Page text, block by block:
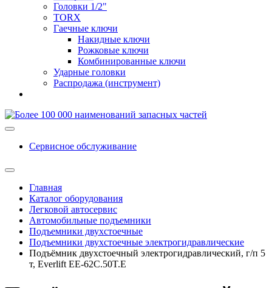
Головки 1/2"
TORX
Гаечные ключи
Накидные ключи
Рожковые ключи
Комбинированные ключи
Ударные головки
Распродажа (инструмент)
Сервисное обслуживание
Главная
Каталог оборудования
Легковой автосервис
Автомобильные подъемники
Подъемники двухстоечные
Подъемники двухстоечные электрогидравлические
Подъёмник двухстоечный электрогидравлический, г/п 5
т, Everlift EE-62C.50T.E